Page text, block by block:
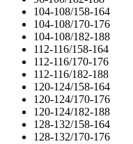
104-108/158-164
104-108/170-176
104-108/182-188
112-116/158-164
112-116/170-176
112-116/182-188
120-124/158-164
120-124/170-176
120-124/182-188
128-132/158-164
128-132/170-176